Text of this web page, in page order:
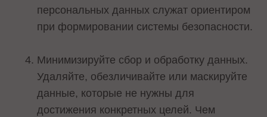
персональных данных служат ориентиром
при формировании системы безопасности.
Минимизируйте сбор и обработку данных.
Удаляйте, обезличивайте или маскируйте
данные, которые не нужны для
достижения конкретных целей. Чем